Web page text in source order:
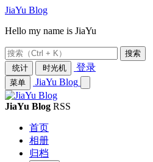
JiaYu Blog
Hello my name is JiaYu
搜索
统计
时光机 登录
菜单 JiaYu Blog
JiaYu Blog RSS
首页
相册
归档